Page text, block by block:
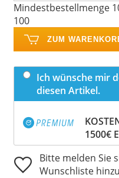
Mindestbestellmenge
100
ZUM
Ich wünsche mir
diesen Artikel.
1500€
Bitte melden Sie
Wunschliste